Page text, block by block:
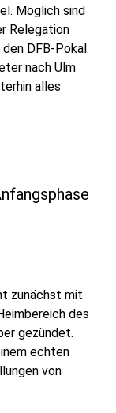
Möglich sind
Relegation
DFB-Pokal.
nach Ulm
alles
zunächst mit
des
gezündet.
echten
von